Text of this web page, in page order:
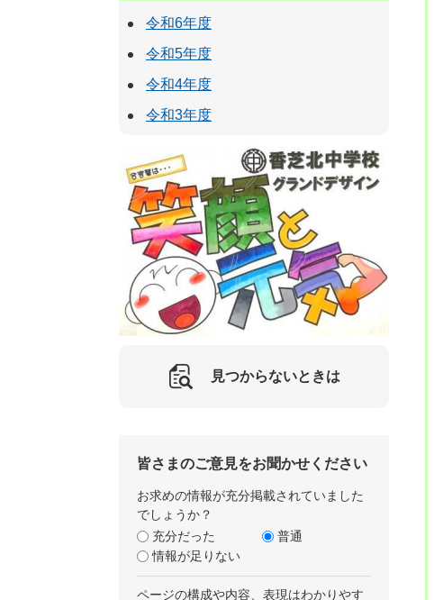
令和6年度
令和5年度
令和4年度
令和3年度
見つからないときは
皆さまのご意見をお聞かせください
お求めの情報が充分掲載されていました
でしょうか？
充分だった
普通
情報が足りない
ページの構成や内容、表現はわかりやす